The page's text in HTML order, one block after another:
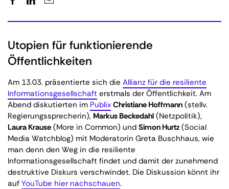
Utopien für funktionierende
Öffentlichkeiten
Am 13.03. präsentierte sich die Allianz für die resiliente
Informationsgesellschaft erstmals der Öffentlichkeit. Am
Abend diskutierten im Publix Christiane Hoffmann (stellv.
Regierungssprecherin), Markus Beckedahl (Netzpolitik),
Laura Krause (More in Common) und Simon Hurtz (Social
Media Watchblog) mit Moderatorin Greta Buschhaus, wie
man denn den Weg in die resiliente
Informationsgesellschaft findet und damit der zunehmend
destruktive Diskurs verschwindet. Die Diskussion könnt ihr
auf YouTube hier nachschauen.